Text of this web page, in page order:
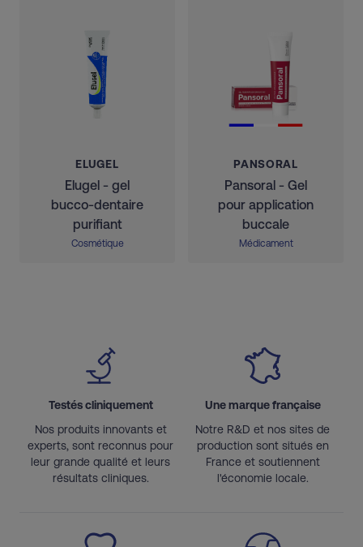
ELUGEL
Elugel - gel
bucco-dentaire
purifiant
Cosmétique
PANSORAL
Pansoral - Gel
pour application
buccale
Médicament
Testés cliniquement
Nos produits innovants et
experts, sont reconnus pour
leur grande qualité et leurs
résultats cliniques.
Une marque française
Notre R&D et nos sites de
production sont situés en
France et soutiennent
l'économie locale.